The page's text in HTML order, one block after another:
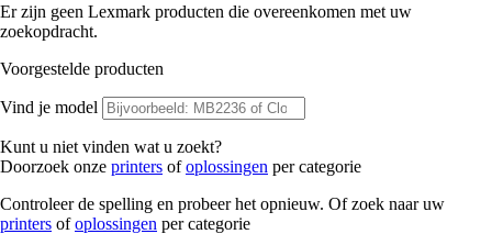
Er zijn geen Lexmark producten die overeenkomen met uw
zoekopdracht.
Voorgestelde producten
Vind je model
Kunt u niet vinden wat u zoekt?
Doorzoek onze printers ofoplossingen per categorie
Controleer de spelling en probeer het opnieuw. Of zoek naar uw
printers ofoplossingen per categorie